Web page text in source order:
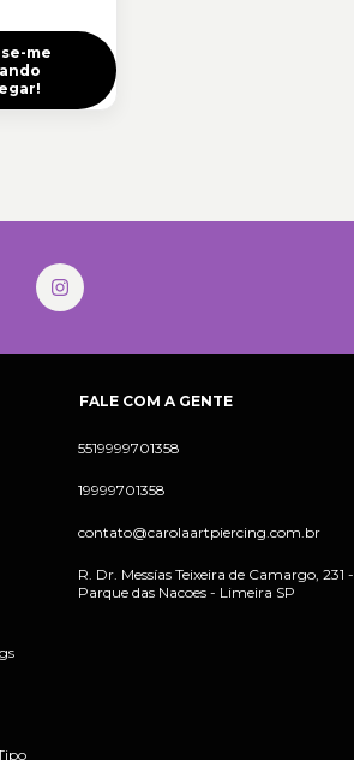
me
FALE COM A GENTE
5519999701358
19999701358
contato@carolaartpiercing.com.br
R. Dr. Messías Teixeira de Camargo, 231 -
Parque das Nacoes - Limeira SP